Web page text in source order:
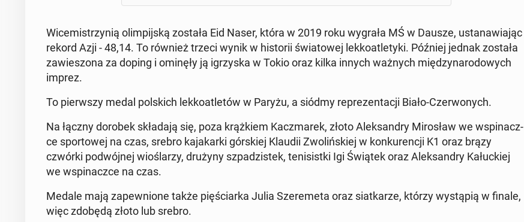
Wi­ce­mi­strzy­nią olim­pij­ską została Eid Naser, która w 2019 roku wygrała MŚ w Dausze, usta­na­wia­jąc
rekord Azji - 48,14. To również trzeci wynik w hi­sto­rii świa­to­wej lek­ko­atle­ty­ki. Później jednak została
za­wie­szo­na za doping i ominęły ją igrzy­ska w Tokio oraz kilka innych ważnych mię­dzy­na­ro­do­wych
imprez.
To pierw­szy medal pol­skich lek­ko­atle­tów w Paryżu, a siódmy re­pre­zen­ta­cji Biało-Czer­wo­nych.
Na łączny dorobek skła­da­ją się, poza krąż­kiem Kacz­ma­rek, złoto Alek­san­dry Mi­ro­sław we wspi­nacz­
ce spor­to­wej na czas, srebro ka­ja­kar­ki gór­skiej Klaudii Zwo­liń­skiej w kon­ku­ren­cji K1 oraz brązy
czwórki po­dwój­nej wio­śla­rzy, drużyny szpa­dzi­stek, te­ni­sist­ki Igi Świątek oraz Alek­san­dry Ka­łuc­kiej
we wspi­nacz­ce na czas.
Medale mają za­pew­nio­ne także pię­ściar­ka Julia Sze­re­me­ta oraz siat­ka­rze, którzy wy­stą­pią w finale,
więc zdobędą złoto lub srebro.